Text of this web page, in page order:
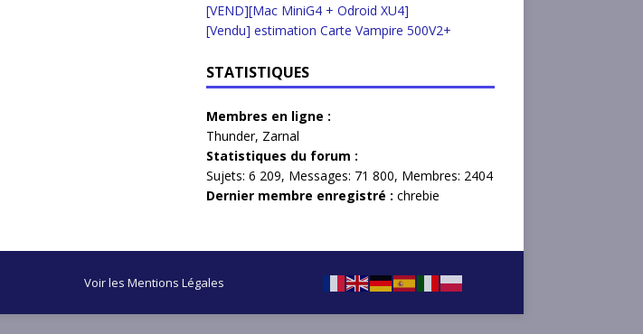
[VEND][Mac MiniG4 + Odroid XU4]
[Vendu] estimation Carte Vampire 500V2+
STATISTIQUES
Membres en ligne :
Thunder, Zarnal
Statistiques du forum :
Sujets: 6 209, Messages: 71 800, Membres: 2404
Dernier membre enregistré : chrebie
Voir les Mentions Légales